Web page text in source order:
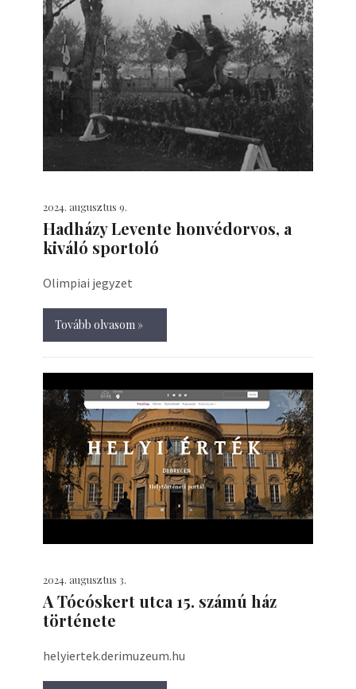
2024. augusztus 9.
Hadházy Levente honvédorvos, a
kiváló sportoló
Olimpiai jegyzet
Tovább olvasom »
2024. augusztus 3.
A Tócóskert utca 15. számú ház
története
helyiertek.derimuzeum.hu